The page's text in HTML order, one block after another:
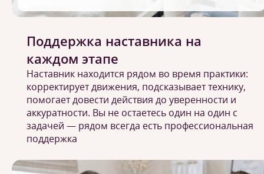
Поддержка наставника на
каждом этапе
Наставник находится рядом во время практики:
корректирует движения, подсказывает технику,
помогает довести действия до уверенности и
аккуратности. Вы не остаетесь один на один с
задачей — рядом всегда есть профессиональная
поддержка